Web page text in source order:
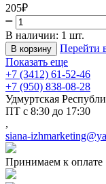
205₽
В наличии: 1 шт.
В корзину
Перейти
Показать еще
+7 (3412) 61-52-46
+7 (950) 838-08-28
Удмуртская
ПТ с 8:30 до 17:30
,
siana-
Принимаем к оплате